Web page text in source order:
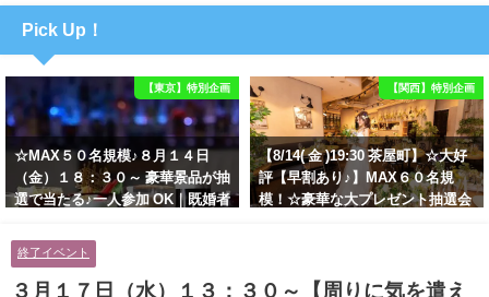
Pick Up！
【東京】特別企画
☆MAX５０名規模♪８月１４日
（金）１８：３０～ 豪華景品が抽
選で当たる♪一人参加 OK｜既婚者
に余裕のある健康的なオシャレ男
性と美容好きで優しさのある大人
女性の既婚者限定ビッグパーティ
【関西】特別企画
【8/14( 金 )19:30 茶屋町】☆大好
評【早割あり♪】MAX６０名規
模！☆豪華な大プレゼント抽選会
ティー♪＠茶屋町】
終了イベント
３月１７日（水）１３：３０～【周りに気を遣え